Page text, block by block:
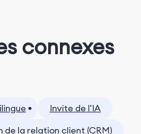
connexes
Invite de l'IA
de la relation client (CRM)